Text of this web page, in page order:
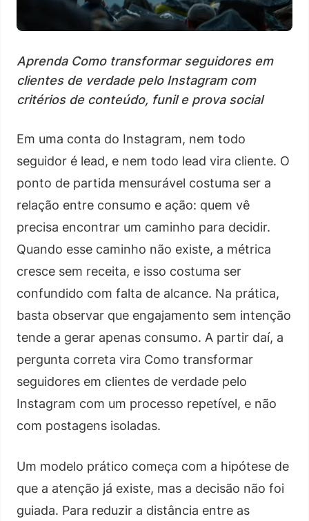
Aprenda Como transformar seguidores em
clientes de verdade pelo Instagram com
critérios de conteúdo, funil e prova social
Em uma conta do Instagram, nem todo
seguidor é lead, e nem todo lead vira cliente. O
ponto de partida mensurável costuma ser a
relação entre consumo e ação: quem vê
precisa encontrar um caminho para decidir.
Quando esse caminho não existe, a métrica
cresce sem receita, e isso costuma ser
confundido com falta de alcance. Na prática,
basta observar que engajamento sem intenção
tende a gerar apenas consumo. A partir daí, a
pergunta correta vira Como transformar
seguidores em clientes de verdade pelo
Instagram com um processo repetível, e não
com postagens isoladas.
Um modelo prático começa com a hipótese de
que a atenção já existe, mas a decisão não foi
guiada. Para reduzir a distância entre as